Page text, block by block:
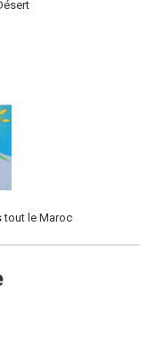
tout le Maroc